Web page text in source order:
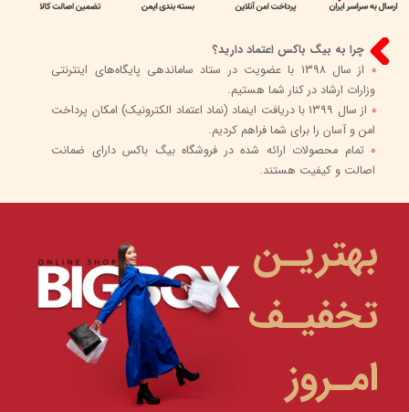
چرا به بیگ باکس اعتماد دارید؟
0
از سال 1398 با عضویت در ستاد ساماندهی پایگاه‌های اینترنتی
وزارات ارشاد در کنار شما هستیم.
0
از سال 1399 با دریافت اینماد (نماد اعتماد الکترونیک) امکان پرداخت
امن و آسان را برای شما فراهم کردیم.
0 تمام محصولات ارائه شده در فروشگاه بیگ باکس دارای ضمانت
اصالت و کیفیت هستند.
بهتریـن
تخفیـف
امـروز